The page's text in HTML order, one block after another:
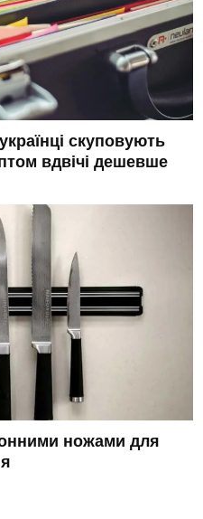
скуповують
вдвічі дешевше
ножами для